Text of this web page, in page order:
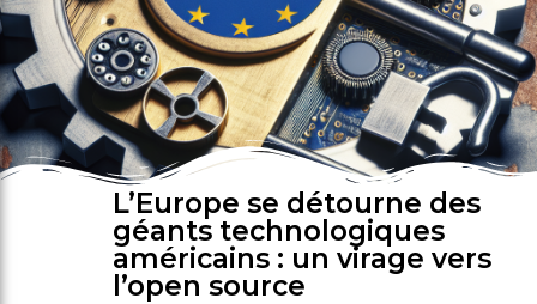
L’Europe se détourne des
géants technologiques
américains : un virage vers
l’open source